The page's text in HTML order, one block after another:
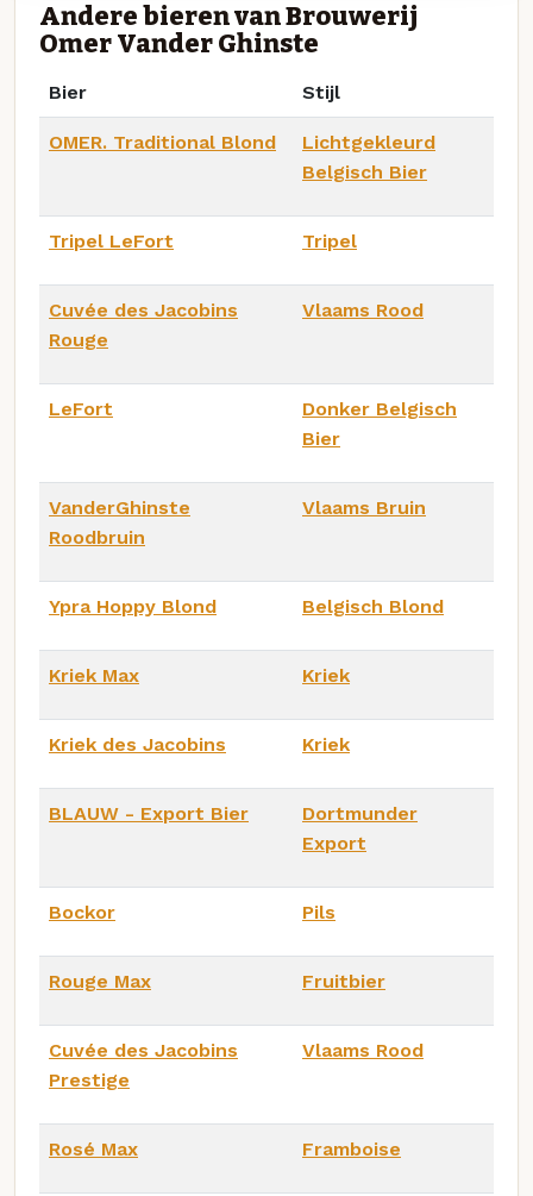
Andere bieren van Brouwerij
Omer Vander Ghinste
Bier Stijl
OMER. Traditional Blond
Lichtgekleurd
Belgisch Bier
Tripel LeFort Tripel
Cuvée des Jacobins
Rouge
Vlaams Rood
LeFort
Donker Belgisch
Bier
VanderGhinste
Roodbruin
Vlaams Bruin
Ypra Hoppy Blond Belgisch Blond
Kriek Max Kriek
Kriek des Jacobins Kriek
BLAUW - Export Bier
Dortmunder
Export
Bockor Pils
Rouge Max Fruitbier
Cuvée des Jacobins
Prestige
Vlaams Rood
Rosé Max Framboise